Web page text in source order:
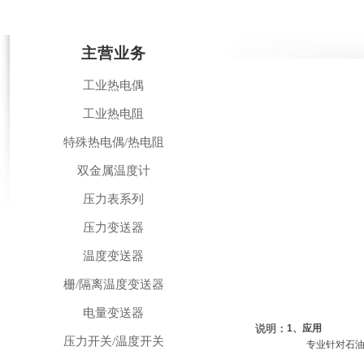
主营业务
工业热电偶
工业热电阻
特殊热电偶/热电阻
双金属温度计
压力表系列
压力变送器
温度变送器
栅/隔离温度变送器
电量变送器
压力开关/温度开关
说明： 1、应用
专业针对石油